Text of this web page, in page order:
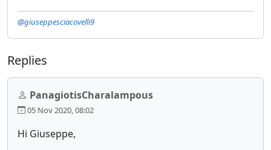
@giuseppesciacovelli9
Replies
PanagiotisCharalampous
05 Nov 2020, 08:02
Hi Giuseppe,